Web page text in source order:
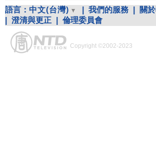
語言： 中文(台灣) 我們的服務 關
澄清與更正 倫理委員會
Copyright ©2002-2023